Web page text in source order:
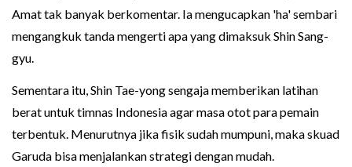
Amat tak banyak berkomentar. Ia mengucapkan 'ha' sembari
mengangkuk tanda mengerti apa yang dimaksuk Shin Sang-
gyu.
Sementara itu, Shin Tae-yong sengaja memberikan latihan
berat untuk timnas Indonesia agar masa otot para pemain
terbentuk. Menurutnya jika fisik sudah mumpuni, maka skuad
Garuda bisa menjalankan strategi dengan mudah.